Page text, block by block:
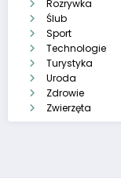
Rozrywka
Ślub
Sport
Technologie
Turystyka
Uroda
Zdrowie
Zwierzęta